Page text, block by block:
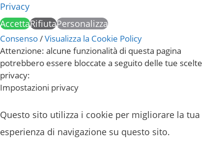
Privacy
AccettaRifiutaPersonalizza
Consenso/Visualizza la Cookie Policy
Attenzione: alcune funzionalità di questa pagina
potrebbero essere bloccate a seguito delle tue scelte
privacy:
Impostazioni privacy
Questo sito utilizza i cookie per migliorare la tua
esperienza di navigazione su questo sito.